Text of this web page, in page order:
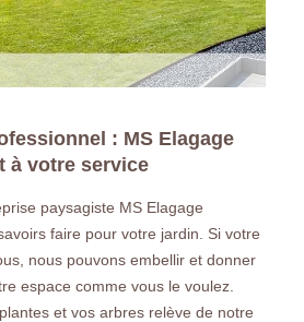
: MS Elagage
à votre service
paysagiste MS Elagage
faire pour votre jardin. Si votre
nous pouvons embellir et donner
espace comme vous le voulez.
et vos arbres relève de notre